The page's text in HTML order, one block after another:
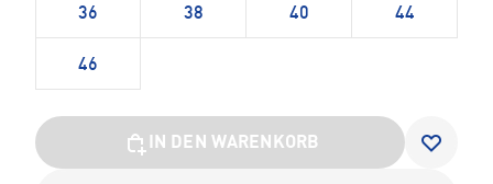
36 38 40 44
46
IN DEN WARENKORB